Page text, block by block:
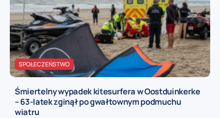
SPOŁECZEŃSTWO
Śmiertelny wypadek kitesurfera w Oostduinkerke
– 63-latek zginął po gwałtownym podmuchu
wiatru